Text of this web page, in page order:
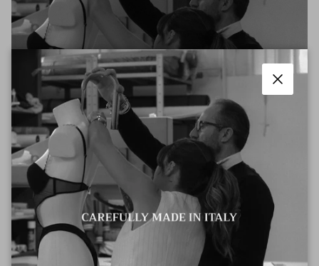
Chiudi